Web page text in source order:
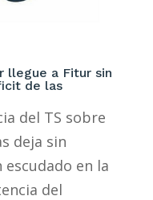
llegue a Fitur sin
de las
del TS sobre
deja sin
escudado en la
del